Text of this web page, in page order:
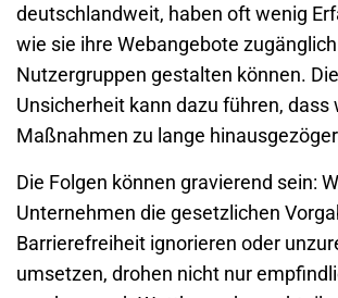
deutschlandweit, haben oft wenig
wie sie ihre Webangebote
Nutzergruppen gestalten können.
Unsicherheit kann dazu führen, dass
Maßnahmen zu lange
Die Folgen können gravierend sein:
Unternehmen die gesetzlichen
Barrierefreiheit ignorieren oder
umsetzen, drohen nicht nur